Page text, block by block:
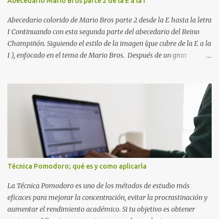
buenos resultados. Sin embargo, la calidad del estudio es mucho
más importante que la cantidad de tiempo invertido. Cuando
detectas y corrige...
Abecedario colorido de Mario Bros parte 2 desde la E hasta la letra
I Continuando con esta segunda parte del abecedario del Reino
Champiñón. Siguiendo el estilo de la imagen (que cubre de la E a la
I ), enfocado en el tema de Mario Bros. Después de un gran
detalladamente en la siguiente imagen, donde hemos unificados
las 5 letras en una sola imagen. Letras individuales para descargar
Letra E color azul Letra F color rojo Letra G color Verde Letra H
Letra I Estas letras no solo destacan por sus colores vibrantes y su
diseño geométrico inspirado en el Reino Champiñón, sino que
también representan elementos clave de la saga: · E de Estrella :
El ítem que nos da la invencibilidad necesaria para atravesar
cualquier obstáculo. · ...
Técnica Pomodoro; qué es y como aplicarla
La Técnica Pomodoro es uno de los métodos de estudio más
eficaces para mejorar la concentración, evitar la procrastinación y
aumentar el rendimiento académico. Si tu objetivo es obtener